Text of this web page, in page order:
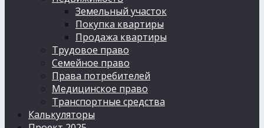
Земельный участок
Покупка квартиры
Продажа квартиры
Трудовое право
Семейное право
Права потребителей
Медицинское право
Транспортные средства
Калькуляторы